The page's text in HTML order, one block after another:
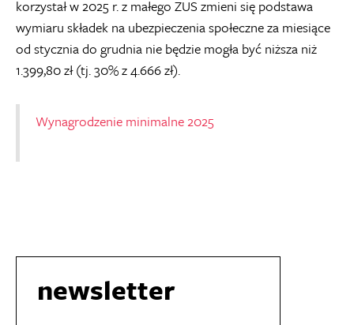
korzystał w 2025 r. z małego ZUS zmieni się podstawa
wymiaru składek na ubezpieczenia społeczne za miesiące
od stycznia do grudnia nie będzie mogła być niższa niż
1.399,80 zł (tj. 30% z 4.666 zł).
Wynagrodzenie minimalne 2025
newsletter